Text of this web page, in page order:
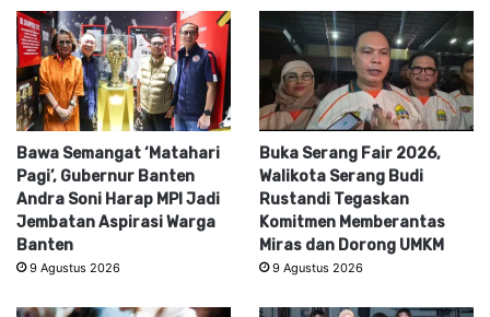
Bawa Semangat ‘Matahari
Pagi’, Gubernur Banten
Andra Soni Harap MPI Jadi
Jembatan Aspirasi Warga
Banten
9 Agustus 2026
Buka Serang Fair 2026,
Walikota Serang Budi
Rustandi Tegaskan
Komitmen Memberantas
Miras dan Dorong UMKM
9 Agustus 2026